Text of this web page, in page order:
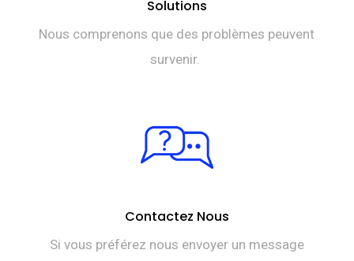
Solutions
Nous comprenons que des problèmes peuvent
survenir.
Contactez Nous
Si vous préférez nous envoyer un message